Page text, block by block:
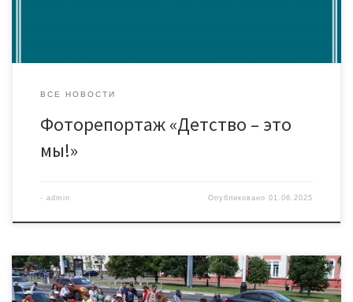
ВСЕ НОВОСТИ
Фоторепортаж «Детство – это
мы!»
- admin Опубликовано01.06.2025